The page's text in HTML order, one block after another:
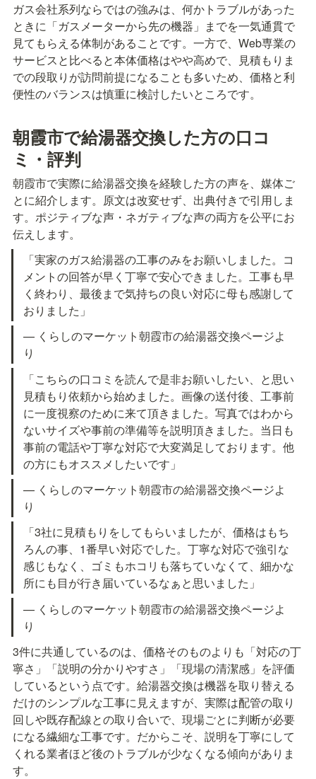
ガス会社系列ならではの強みは、何かトラブルがあった
ときに「ガスメーターから先の機器」までを一気通貫で
見てもらえる体制があることです。一方で、Web専業の
サービスと比べると本体価格はやや高めで、見積もりま
での段取りが訪問前提になることも多いため、価格と利
便性のバランスは慎重に検討したいところです。
朝霞市で給湯器交換した方の口コ
ミ・評判
朝霞市で実際に給湯器交換を経験した方の声を、媒体ご
とに紹介します。原文は改変せず、出典付きで引用しま
す。ポジティブな声・ネガティブな声の両方を公平にお
伝えします。
「実家のガス給湯器の工事のみをお願いしました。コ
メントの回答が早く丁寧で安心できました。工事も早
く終わり、最後まで気持ちの良い対応に母も感謝して
おりました」
— くらしのマーケット朝霞市の給湯器交換ページよ
り
「こちらの口コミを読んで是非お願いしたい、と思い
見積もり依頼から始めました。画像の送付後、工事前
に一度視察のために来て頂きました。写真ではわから
ないサイズや事前の準備等を説明頂きました。当日も
事前の電話や丁寧な対応で大変満足しております。他
の方にもオススメしたいです」
— くらしのマーケット朝霞市の給湯器交換ページよ
り
「3社に見積もりをしてもらいましたが、価格はもち
ろんの事、1番早い対応でした。丁寧な対応で強引な
感じもなく、ゴミもホコリも落ちていなくて、細かな
所にも目が行き届いているなぁと思いました」
— くらしのマーケット朝霞市の給湯器交換ページよ
り
3件に共通しているのは、価格そのものよりも「対応の丁
寧さ」「説明の分かりやすさ」「現場の清潔感」を評価
しているという点です。給湯器交換は機器を取り替える
だけのシンプルな工事に見えますが、実際は配管の取り
回しや既存配線との取り合いで、現場ごとに判断が必要
になる繊細な工事です。だからこそ、説明を丁寧にして
くれる業者ほど後のトラブルが少なくなる傾向がありま
す。